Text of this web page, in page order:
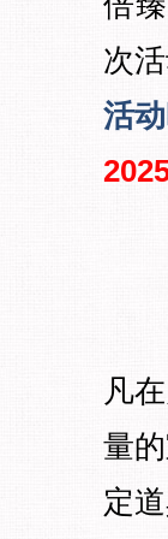
次
活
凡
量
定